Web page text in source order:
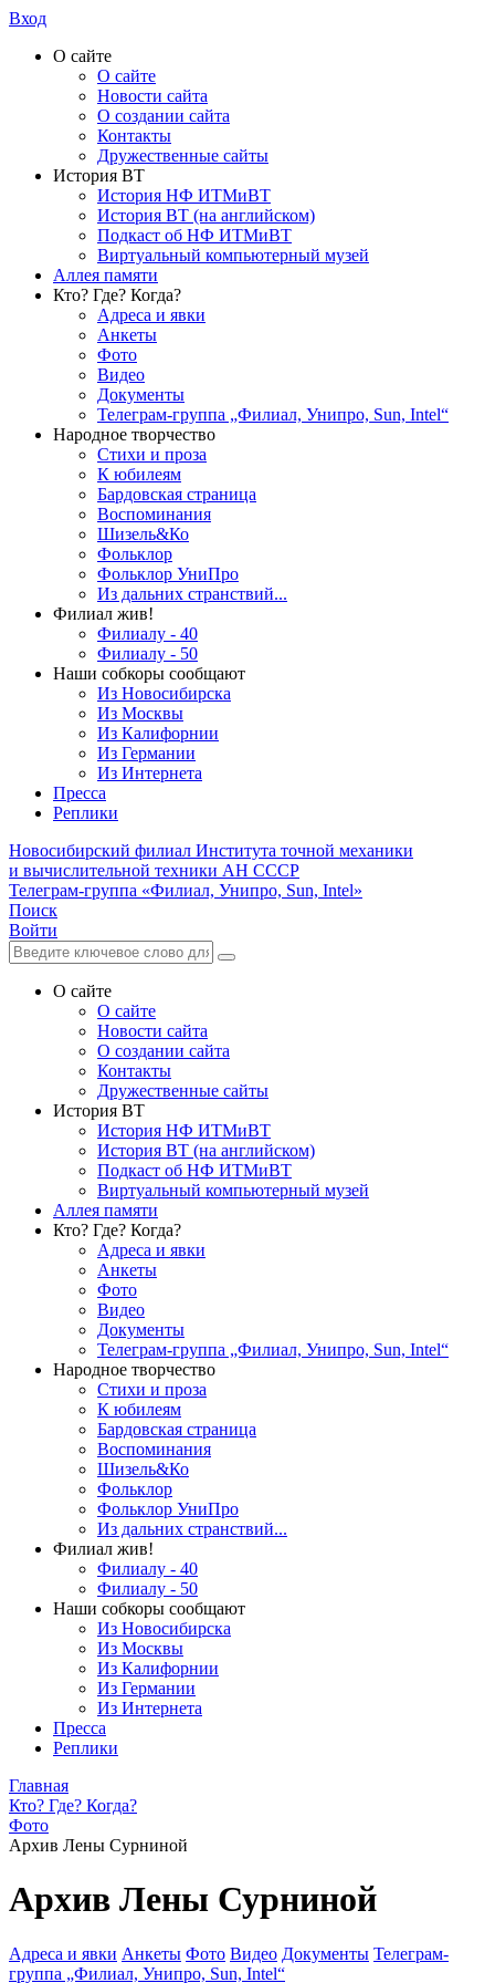
Вход
О сайте
О сайте
Новости сайта
О создании сайта
Контакты
Дружественные сайты
История ВТ
История НФ ИТМиВТ
История ВТ (на английском)
Подкаст об НФ ИТМиВТ
Виртуальный компьютерный музей
Аллея памяти
Кто? Где? Когда?
Адреса и явки
Анкеты
Фото
Видео
Документы
Телеграм-группа „Филиал, Унипро, Sun, Intel“
Народное творчество
Стихи и проза
К юбилеям
Бардовская страница
Воспоминания
Шизель&Ко
Фольклор
Фольклор УниПро
Из дальних странствий...
Филиал жив!
Филиалу - 40
Филиалу - 50
Наши собкоры сообщают
Из Новосибирска
Из Москвы
Из Калифорнии
Из Германии
Из Интернета
Пресса
Реплики
Новосибирский филиал Института точной механики
и вычислительной техники АН СССР
Телеграм-группа «Филиал, Унипро, Sun, Intel»
Поиск
Войти
О сайте
О сайте
Новости сайта
О создании сайта
Контакты
Дружественные сайты
История ВТ
История НФ ИТМиВТ
История ВТ (на английском)
Подкаст об НФ ИТМиВТ
Виртуальный компьютерный музей
Аллея памяти
Кто? Где? Когда?
Адреса и явки
Анкеты
Фото
Видео
Документы
Телеграм-группа „Филиал, Унипро, Sun, Intel“
Народное творчество
Стихи и проза
К юбилеям
Бардовская страница
Воспоминания
Шизель&Ко
Фольклор
Фольклор УниПро
Из дальних странствий...
Филиал жив!
Филиалу - 40
Филиалу - 50
Наши собкоры сообщают
Из Новосибирска
Из Москвы
Из Калифорнии
Из Германии
Из Интернета
Пресса
Реплики
Главная
Кто? Где? Когда?
Фото
Архив Лены Сурниной
Архив Лены Сурниной
Адреса и явки Анкеты Фото Видео Документы Телеграм-
группа „Филиал, Унипро, Sun, Intel“